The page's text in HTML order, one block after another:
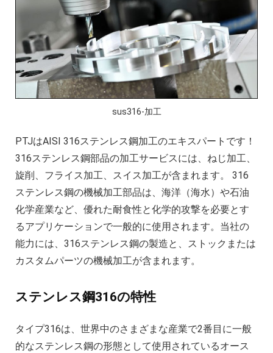
カスタムメカニカルキーボードはなぜ人気
CNC加工サービスによるCCTV機器アクセ
カスタムバイクのパーツを近くで入手する
CNC加工が精密部品業界を変える
複雑な部品の精密加工時の注意点
アルミニウム高速加工ガイドの決定版
CNC加工用工具と送り装置の選び方
CNC機械加工部品の材料選択時の考慮点
2025年における日本の機械加工業界への影
sus316-加工
PTJはAISI 316ステンレス鋼加工のエキスパートです！
316ステンレス鋼部品の加工サービスには、ねじ加工、
旋削、フライス加工、スイス加工が含まれます。 316
ステンレス鋼の機械加工部品は、海洋（海水）や石油
化学産業など、優れた耐食性と化学的攻撃を必要とす
るアプリケーションで一般的に使用されます。当社の
能力には、316ステンレス鋼の製造と、ストックまたは
カスタムパーツの機械加工が含まれます。
ステンレス鋼316の特性
タイプ316は、世界中のさまざまな産業で2番目に一般
的なステンレス鋼の形態として使用されているオース